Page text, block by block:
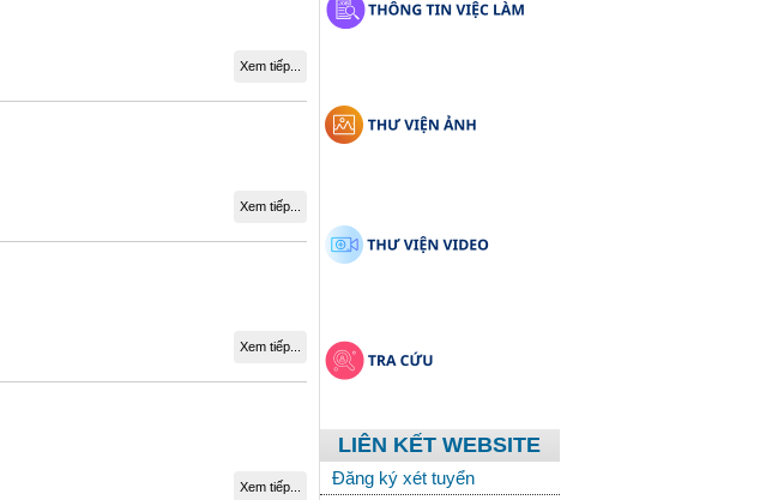
Xem tiếp...
Xem tiếp...
Xem tiếp...
Xem tiếp...
LIÊN KẾT WEBSITE
Đăng ký xét tuyển